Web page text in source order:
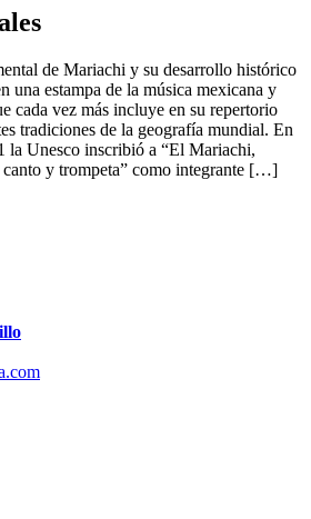
de Mariachi y su desarrollo histórico
una estampa de la música mexicana y
cada vez más incluye en su repertorio
tradiciones de la geografía mundial. En
la Unesco inscribió a “El Mariachi,
canto y trompeta” como integrante […]